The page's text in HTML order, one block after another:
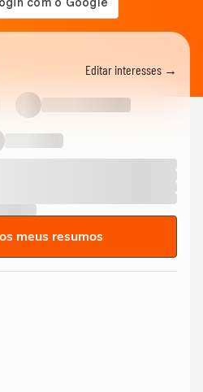
Editar interesses →
meus resumos